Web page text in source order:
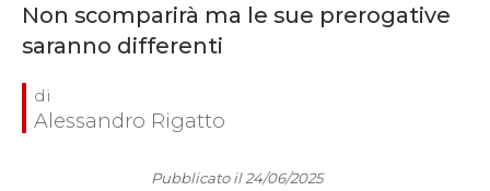
Non scomparirà ma le sue prerogative
saranno differenti
Alessandro Rigatto
Pubblicato il 24/06/2025